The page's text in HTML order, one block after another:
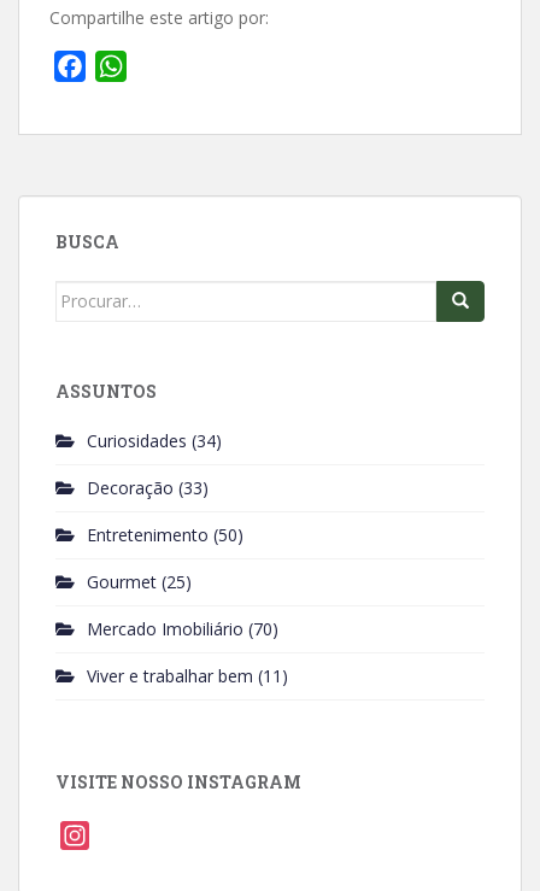
Compartilhe este artigo por:
c
b
o
a
s
BUSCA
Search
ASSUNTOS
Curiosidades (34)
Decoração (33)
Entretenimento (50)
Gourmet (25)
Mercado Imobiliário (70)
Viver e trabalhar bem (11)
VISITE NOSSO INSTAGRAM